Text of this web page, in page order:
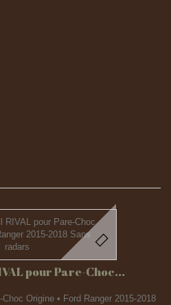
pour Pare-Choc...
Origine • Ford Ranger 2015-2018